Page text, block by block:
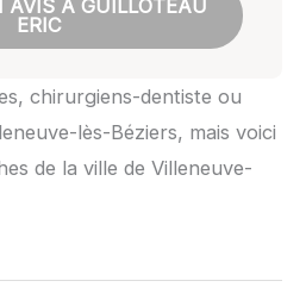
AVIS À GUILLOTEAU
ERIC
chirurgiens-dentiste ou
lès-Béziers, mais voici
de la ville de Villeneuve-